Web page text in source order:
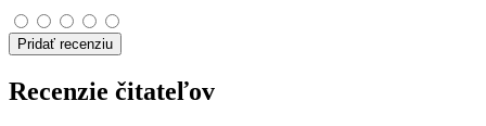
Pridať recenziu
Recenzie čitateľov